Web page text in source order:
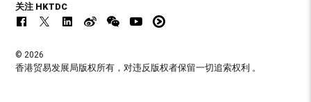
关注 HKTDC
© 2026
香港贸易发展局版权所有，对违反版权者保留一切追索权利 。